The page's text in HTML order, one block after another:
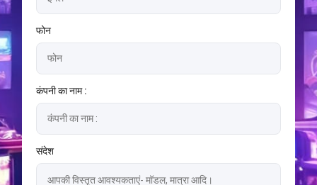
फोन
कंपनी का नाम :
संदेश